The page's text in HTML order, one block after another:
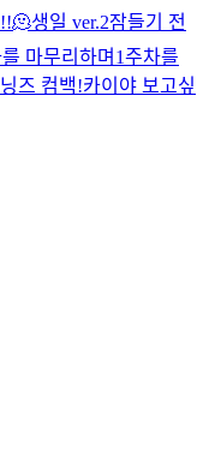
🫠생일 ver.2잠들기 전
마무리하며 1주차를
즈 컴백!카이야 보고싶